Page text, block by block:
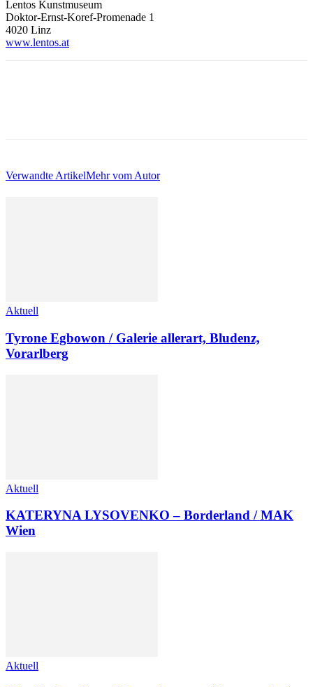
Lentos Kunstmuseum
Doktor-Ernst-Koref-Promenade 1
4020 Linz
www.lentos.at
Verwandte ArtikelMehr vom Autor
Aktuell
Tyrone Egbowon / Galerie allerart, Bludenz,
Vorarlberg
Aktuell
KATERYNA LYSOVENKO – Borderland / MAK
Wien
Aktuell